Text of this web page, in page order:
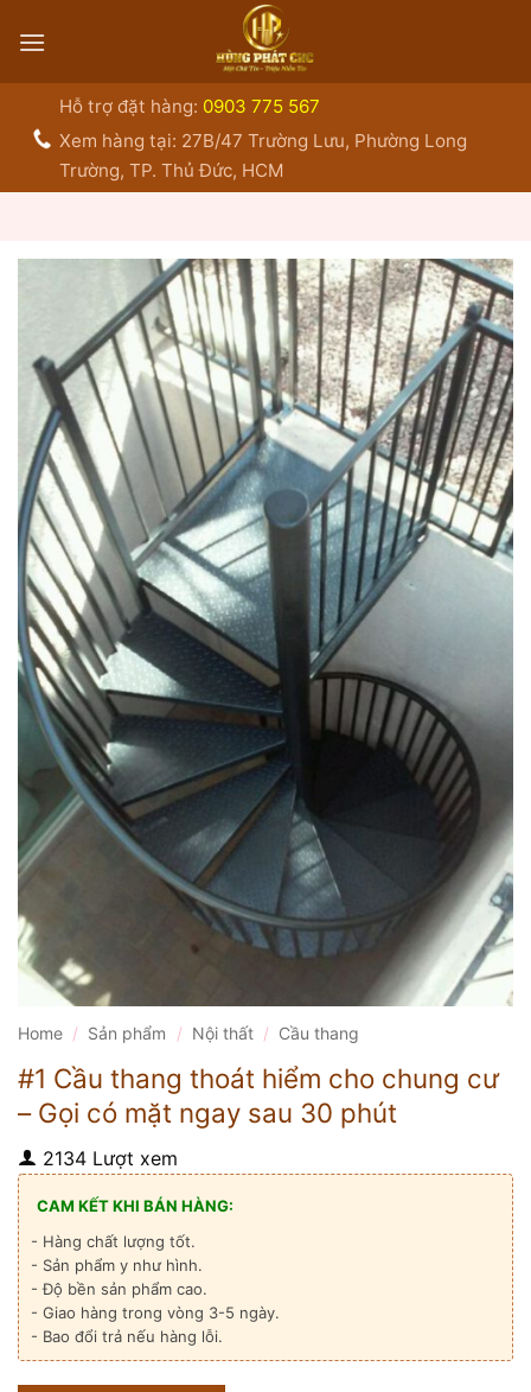
qua
Hỗ trợ đặt hàng: 0903 775 567
Xem hàng tại: 27B/47 Trường Lưu, Phường Long
Trường, TP. Thủ Đức, HCM
Home / Sản phẩm / Nội thất / Cầu thang
#1 Cầu thang thoát hiểm cho chung cư
– Gọi có mặt ngay sau 30 phút
2134 Lượt xem
CAM KẾT KHI BÁN HÀNG:
- Hàng chất lượng tốt.
- Sản phẩm y như hình.
- Độ bền sản phẩm cao.
- Giao hàng trong vòng 3-5 ngày.
- Bao đổi trả nếu hàng lỗi.